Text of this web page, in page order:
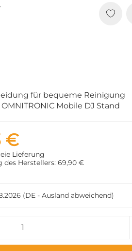
für bequeme Reinigung
Mobile DJ Stand
€
Lieferung
des Herstellers: 69,90 €
(DE - Ausland abweichend)